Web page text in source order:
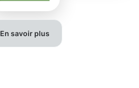
En savoir plus